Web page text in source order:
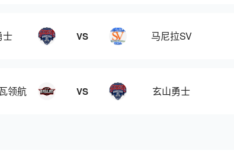
士 VS 马尼拉SV
领航 VS 玄山勇士